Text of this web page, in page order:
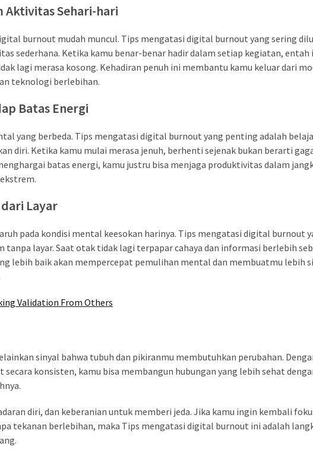
Aktivitas Sehari-hari
burnout mudah muncul. Tips mengatasi digital burnout yang sering
sederhana. Ketika kamu benar-benar hadir dalam setiap kegiatan, entah
lagi merasa kosong. Kehadiran penuh ini membantu kamu keluar dari
teknologi berlebihan.
Batas Energi
yang berbeda. Tips mengatasi digital burnout yang penting adalah
diri. Ketika kamu mulai merasa jenuh, berhenti sejenak bukan berarti
batas energi, kamu justru bisa menjaga produktivitas dalam
Layar
pada kondisi mental keesokan harinya. Tips mengatasi digital burnout
layar. Saat otak tidak lagi terpapar cahaya dan informasi berlebih
lebih baik akan mempercepat pemulihan mental dan membuatmu lebih
Validation From Others
sinyal bahwa tubuh dan pikiranmu membutuhkan perubahan.
konsisten, kamu bisa membangun hubungan yang lebih sehat
diri, dan keberanian untuk memberi jeda. Jika kamu ingin kembali
tekanan berlebihan, maka Tips mengatasi digital burnout ini adalah